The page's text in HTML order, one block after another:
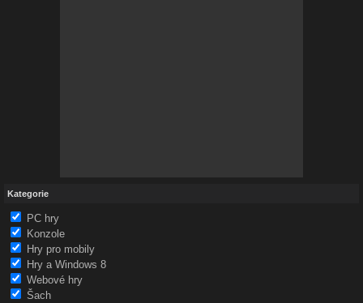
Kategorie
PC hry
Konzole
Hry pro mobily
Hry a Windows 8
Webové hry
Šach